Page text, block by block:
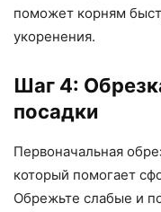
поможет корням
укоренения.
Шаг 4:
посадки
Первоначальная
который помогает
Обрежьте слабые и